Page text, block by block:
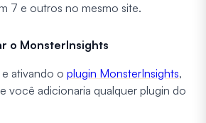
7 e outros no mesmo site.
o MonsterInsights
ativando o plugin MonsterInsights,
você adicionaria qualquer plugin do